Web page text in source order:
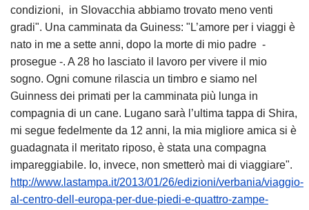
condizioni, in Slovacchia abbiamo trovato meno venti
gradi". Una camminata da Guiness: "L’amore per i viaggi è
nato in me a sette anni, dopo la morte di mio padre -
prosegue -. A 28 ho lasciato il lavoro per vivere il mio
sogno. Ogni comune rilascia un timbro e siamo nel
Guinness dei primati per la camminata più lunga in
compagnia di un cane. Lugano sarà l’ultima tappa di Shira,
mi segue fedelmente da 12 anni, la mia migliore amica si è
guadagnata il meritato riposo, è stata una compagna
impareggiabile. Io, invece, non smetterò mai di viaggiare".
http://www.lastampa.it/2013/01/26/edizioni/verbania/viaggio-
al-centro-dell-europa-per-due-piedi-e-quattro-zampe-